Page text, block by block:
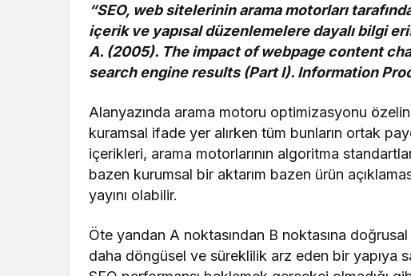
“SEO, web sitelerinin arama motorları
içerik ve yapısal düzenlemelere dayalı bilgi
A. (2005). The impact of webpage content
search engine results (Part I). Information
Alanyazında arama motoru optimizasyonu
kuramsal ifade yer alırken tüm bunların ortak
içerikleri, arama motorlarının algoritma
bazen kurumsal bir aktarım bazen ürün
yayını olabilir.
Öte yandan A noktasından B noktasına
daha döngüsel ve süreklilik arz eden bir yapıya